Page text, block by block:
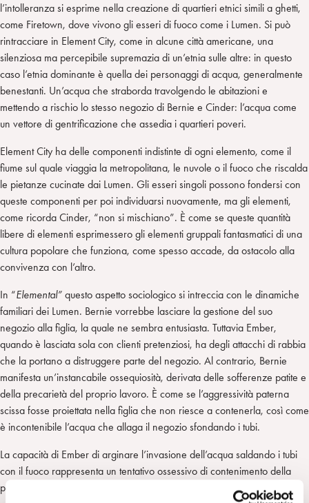
l’intolleranza si esprime nella creazione di quartieri etnici simili a ghetti,
come Firetown, dove vivono gli esseri di fuoco come i Lumen. Si può
rintracciare in Element City, come in alcune città americane, una
silenziosa ma percepibile supremazia di un’etnia sulle altre: in questo
caso l’etnia dominante è quella dei personaggi di acqua, generalmente
benestanti. Un’acqua che straborda travolgendo le abitazioni e
mettendo a rischio lo stesso negozio di Bernie e Cinder: l’acqua come
un vettore di gentrificazione che assedia i quartieri poveri.
Element City ha delle componenti indistinte di ogni elemento, come il
fiume sul quale viaggia la metropolitana, le nuvole o il fuoco che riscalda
le pietanze cucinate dai Lumen. Gli esseri singoli possono fondersi con
queste componenti per poi individuarsi nuovamente, ma gli elementi,
come ricorda Cinder, “non si mischiano”. È come se queste quantità
libere di elementi esprimessero gli elementi gruppali fantasmatici di una
cultura popolare che funziona, come spesso accade, da ostacolo alla
convivenza con l’altro.
In “Elemental” questo aspetto sociologico si intreccia con le dinamiche
familiari dei Lumen. Bernie vorrebbe lasciare la gestione del suo
negozio alla figlia, la quale ne sembra entusiasta. Tuttavia Ember,
quando è lasciata sola con clienti pretenziosi, ha degli attacchi di rabbia
che la portano a distruggere parte del negozio. Al contrario, Bernie
manifesta un’instancabile ossequiosità, derivata delle sofferenze patite e
della precarietà del proprio lavoro. È come se l’aggressività paterna
scissa fosse proiettata nella figlia che non riesce a contenerla, così come
è incontenibile l’acqua che allaga il negozio sfondando i tubi.
La capacità di Ember di arginare l’invasione dell’acqua saldando i tubi
con il fuoco rappresenta un tentativo ossessivo di contenimento della
prevaricazione dell’etnia dell’acqua, ma anche della propria